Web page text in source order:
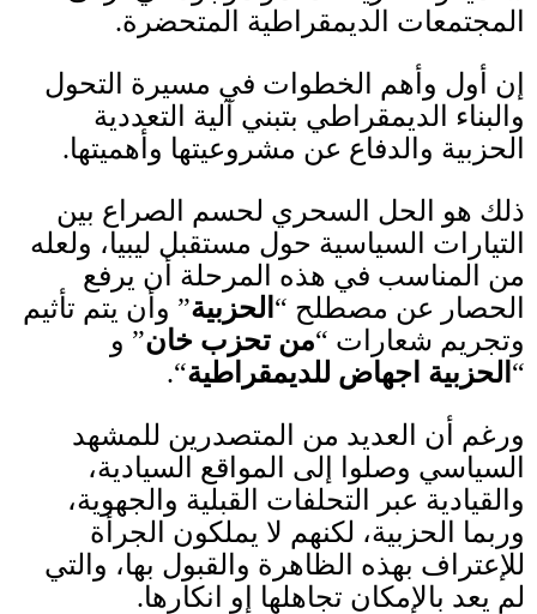
المجتمعات الديمقراطية المتحضرة.
إن أول وأهم الخطوات في مسيرة التحول
والبناء الديمقراطي بتبني آلية التعددية
الحزبية والدفاع عن مشروعيتها وأهميتها.
ذلك هو الحل السحري لحسم الصراع بين
التيارات السياسية حول مستقبل ليبيا، ولعله
من المناسب في هذه المرحلة أن يرفع
الحصار عن مصطلح “ الحزبية” وأن يتم تأثيم
وتجريم شعارات “من تحزب خان” و
“ الحزبية اجهاض للديمقراطية“.
ورغم أن العديد من المتصدرين للمشهد
السياسي وصلوا إلى المواقع السيادية،
والقيادية عبر التحلفات القبلية والجهوية،
وربما الحزبية، لكنهم لا يملكون الجرأة
للإعتراف بهذه الظاهرة والقبول بها، والتي
لم يعد بالإمكان تجاهلها إو انكارها.